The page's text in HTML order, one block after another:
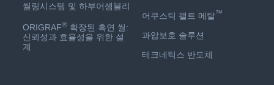
씰링시스템 및 하부어셈블리
ORIGRAF®확장된 흑연 씰:
신뢰성과 효율성을 위한 설
계
어쿠스틱 펠트 메탈™
과압보호 솔루션
테크네틱스 반도체